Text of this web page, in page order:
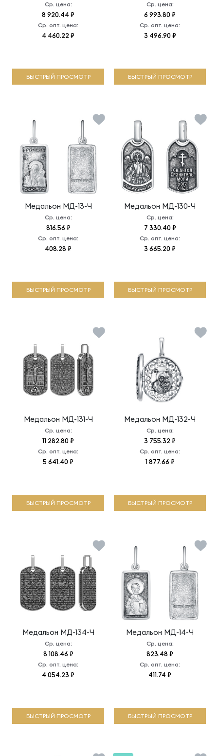
Ср. цена:
8 920.44 ₽
Ср. опт. цена:
4 460.22 ₽
БЫСТРЫЙ ПРОСМОТР
Ср. цена:
6 993.80 ₽
Ср. опт. цена:
3 496.90 ₽
БЫСТРЫЙ ПРОСМОТР
Медальон МД-13-Ч
Ср. цена:
816.56 ₽
Ср. опт. цена:
408.28 ₽
БЫСТРЫЙ ПРОСМОТР
Медальон МД-130-Ч
Ср. цена:
7 330.40 ₽
Ср. опт. цена:
3 665.20 ₽
БЫСТРЫЙ ПРОСМОТР
Медальон МД-131-Ч
Ср. цена:
11 282.80 ₽
Ср. опт. цена:
5 641.40 ₽
БЫСТРЫЙ ПРОСМОТР
Медальон МД-132-Ч
Ср. цена:
3 755.32 ₽
Ср. опт. цена:
1 877.66 ₽
БЫСТРЫЙ ПРОСМОТР
Медальон МД-134-Ч
Ср. цена:
8 108.46 ₽
Ср. опт. цена:
4 054.23 ₽
БЫСТРЫЙ ПРОСМОТР
Медальон МД-14-Ч
Ср. цена:
823.48 ₽
Ср. опт. цена:
411.74 ₽
БЫСТРЫЙ ПРОСМОТР